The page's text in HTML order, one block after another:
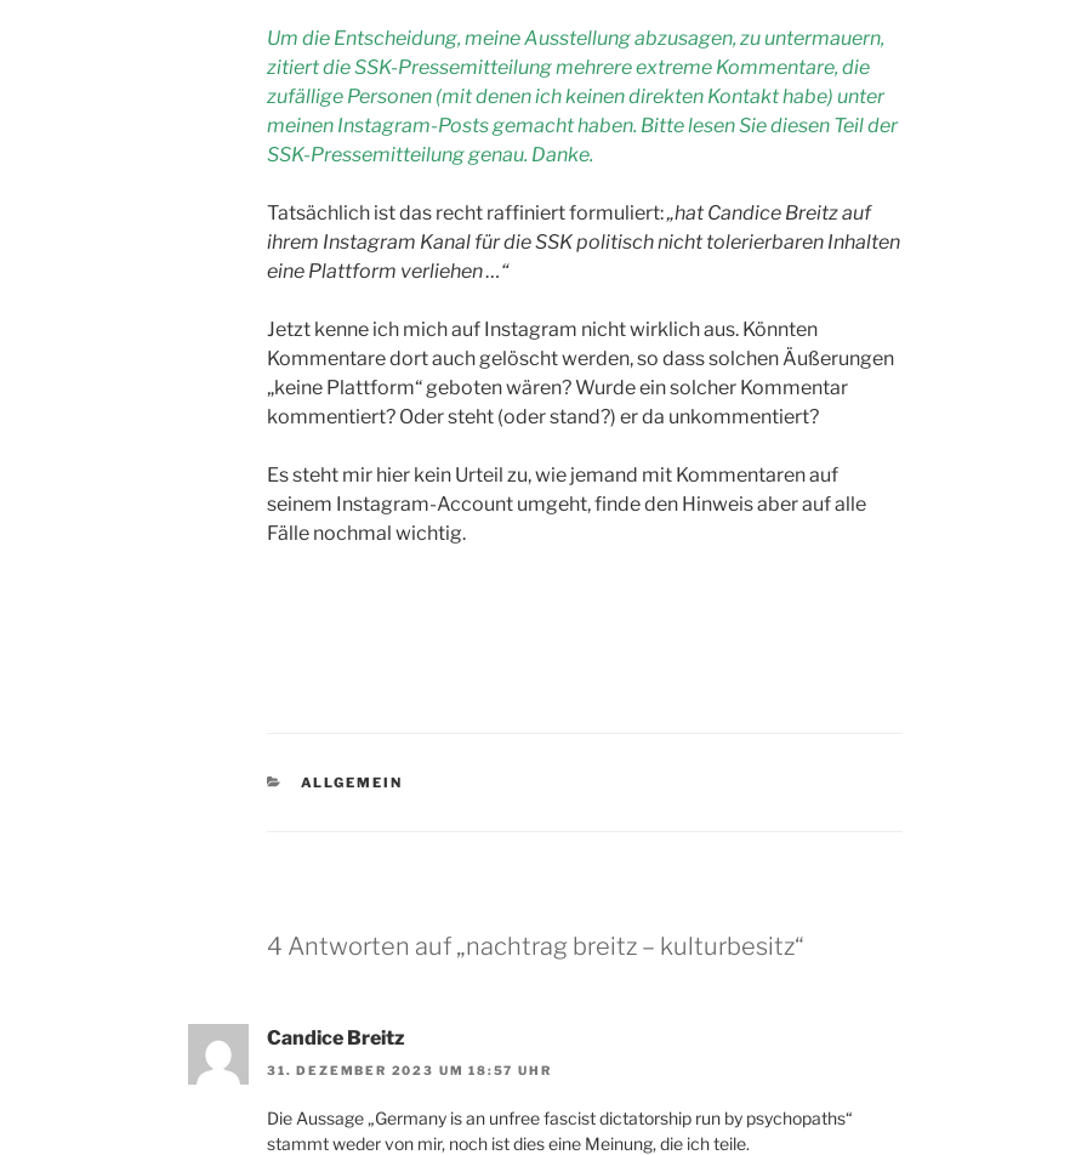
Um die Entscheidung, meine Ausstellung abzusagen, zu untermauern,
zitiert die SSK-Pressemitteilung mehrere extreme Kommentare, die
zufällige Personen (mit denen ich keinen direkten Kontakt habe) unter
meinen Instagram-Posts gemacht haben. Bitte lesen Sie diesen Teil der
SSK-Pressemitteilung genau. Danke.
Tatsächlich ist das recht raffiniert formuliert:„hat Candice Breitz auf
ihrem Instagram Kanal für die SSK politisch nicht tolerierbaren Inhalten
eine Plattform verliehen …“
Jetzt kenne ich mich auf Instagram nicht wirklich aus. Könnten
Kommentare dort auch gelöscht werden, so dass solchen Äußerungen
„keine Plattform“ geboten wären? Wurde ein solcher Kommentar
kommentiert? Oder steht (oder stand?) er da unkommentiert?
Es steht mir hier kein Urteil zu, wie jemand mit Kommentaren auf
seinem Instagram-Account umgeht, finde den Hinweis aber auf alle
Fälle nochmal wichtig.
KATEGORIEN
ALLGEMEIN
4 Antworten auf „nachtrag breitz – kulturbesitz“
Candice Breitz
31. DEZEMBER 2023 UM 18:57 UHR
Die Aussage „Germany is an unfree fascist dictatorship run by psychopaths“
stammt weder von mir, noch ist dies eine Meinung, die ich teile.